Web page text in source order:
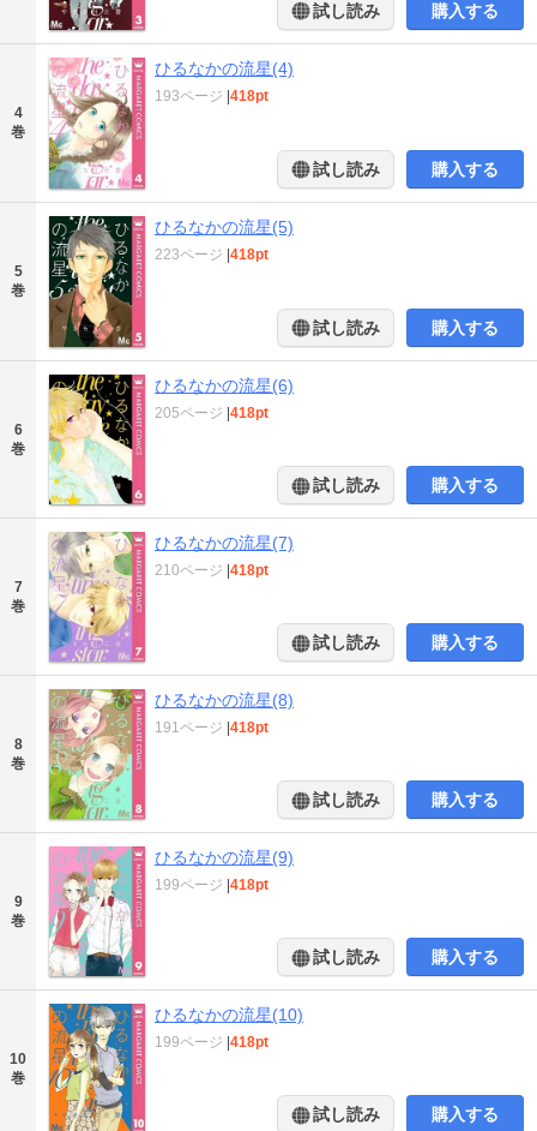
試し読み 購入する
4
巻
ひるなかの流星(4)
193ページ 418pt
試し読み 購入する
5
巻
ひるなかの流星(5)
223ページ 418pt
試し読み 購入する
6
巻
ひるなかの流星(6)
205ページ 418pt
試し読み 購入する
7
巻
ひるなかの流星(7)
210ページ 418pt
試し読み 購入する
8
巻
ひるなかの流星(8)
191ページ 418pt
試し読み 購入する
9
巻
ひるなかの流星(9)
199ページ 418pt
試し読み 購入する
10
巻
ひるなかの流星(10)
199ページ 418pt
試し読み 購入する